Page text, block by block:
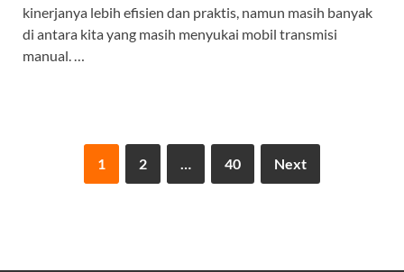
kinerjanya lebih efisien dan praktis, namun masih banyak
di antara kita yang masih menyukai mobil transmisi
manual. …
1 2 40 Next